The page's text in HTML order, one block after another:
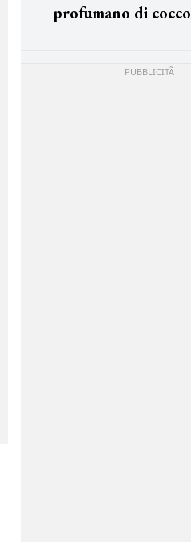
profumano di cocco